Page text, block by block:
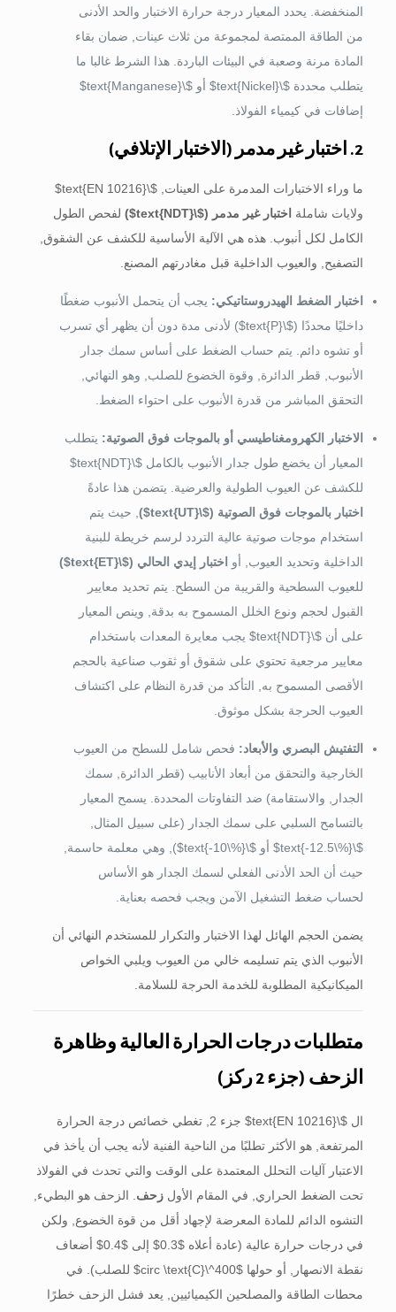
المنخفضة. يحدد المعيار درجة حرارة الاختبار والحد الأدنى
من الطاقة الممتصة لمجموعة من ثلاث عينات, ضمان بقاء
المادة مرنة وصعبة في البيئات الباردة. هذا الشرط غالبا ما
يتطلب محددة $\text{Nickel}$ أو $\text{Manganese}$
إضافات في كيمياء الفولاذ.
2. اختبار غير مدمر (الاختبار الإتلافي)
ما وراء الاختبارات المدمرة على العينات, $\text{EN 10216}$
ولايات شاملة اختبار غير مدمر ($\text{NDT}$
)لفحص الطول
الكامل لكل أنبوب. هذه هي الآلية الأساسية للكشف عن الشقوق,
التصفيح, والعيوب الداخلية قبل مغادرتهم المصنع.
اختبار الضغط الهيدروستاتيكي: يجب أن يتحمل الأنبوب ضغطًا
داخليًا محددًا ($\text{P}$
) لأدنى مدة دون أن يظهر أي تسرب
أو تشوه دائم. يتم حساب الضغط على أساس سمك جدار
الأنبوب, قطر الدائرة, وقوة الخضوع للصلب, وهو النهائي,
التحقق المباشر من قدرة الأنبوب على احتواء الضغط.
الاختبار الكهرومغناطيسي أو بالموجات فوق الصوتية: يتطلب
المعيار أن يخضع طول جدار الأنبوب بالكامل $\text{NDT}$
للكشف عن العيوب الطولية والعرضية. يتضمن هذا عادةً
اختبار بالموجات فوق الصوتية ($\text{UT}$
), حيث يتم
استخدام موجات صوتية عالية التردد لرسم خريطة للبنية
الداخلية وتحديد العيوب, أو
اختبار إيدي الحالي ($\text{ET}$
)
للعيوب السطحية والقريبة من السطح. يتم تحديد معايير
القبول لحجم ونوع الخلل المسموح به بدقة, وينص المعيار
على أن $\text{NDT}$
يجب معايرة المعدات باستخدام
معايير مرجعية تحتوي على شقوق أو ثقوب صناعية بالحجم
الأقصى المسموح به, التأكد من قدرة النظام على اكتشاف
العيوب الحرجة بشكل موثوق.
التفتيش البصري والأبعاد: فحص شامل للسطح من العيوب
الخارجية والتحقق من أبعاد الأنابيب (قطر الدائرة, سمك
الجدار, والاستقامة) ضد التفاوتات المحددة. يسمح المعيار
بالتسامح السلبي على سمك الجدار (على سبيل المثال,
$\text{-12.5\%}$
أو $\text{-10\%}$
), وهي معلمة حاسمة,
حيث أن الحد الأدنى الفعلي لسمك الجدار هو الأساس
لحساب ضغط التشغيل الآمن ويجب فحصه بعناية.
يضمن الحجم الهائل لهذا الاختبار والتكرار للمستخدم النهائي أن
الأنبوب الذي يتم تسليمه خالي من العيوب ويلبي الخواص
الميكانيكية المطلوبة للخدمة الحرجة للسلامة.
متطلبات درجات الحرارة العالية وظاهرة
الزحف (جزء 2 ركز)
ال $\text{EN 10216}$
جزء 2, تغطي خصائص درجة الحرارة
المرتفعة, هو الأكثر تطلبًا من الناحية الفنية لأنه يجب أن يأخذ في
الاعتبار آليات التحلل المعتمدة على الوقت والتي تحدث في الفولاذ
تحت الضغط الحراري, في المقام الأول زحف . الزحف هو البطيء,
التشوه الدائم للمادة المعرضة لإجهاد أقل من قوة الخضوع, ولكن
في درجات حرارة عالية (عادة أعلاه $0.3$ إلى $0.4$
أضعاف
نقطة الانصهار, أو حولها $400^\circ \text{C}$
للصلب). في
محطات الطاقة والمصلحين الكيميائيين, يعد فشل الزحف خطرًا